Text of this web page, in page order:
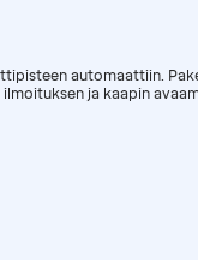
automaattiin.
ilmoituksen ja kaapin